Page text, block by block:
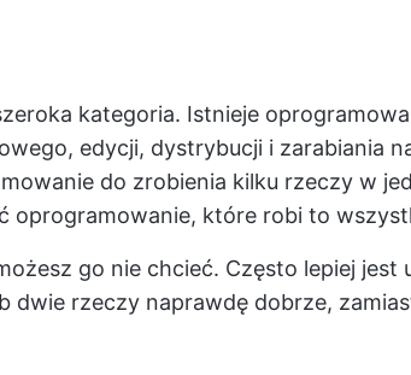
kategoria. Istnieje
edycji, dystrybucji i zarabiania
do zrobienia kilku rzeczy w
oprogramowanie, które robi to
go nie chcieć. Często lepiej jest
dwie rzeczy naprawdę dobrze,